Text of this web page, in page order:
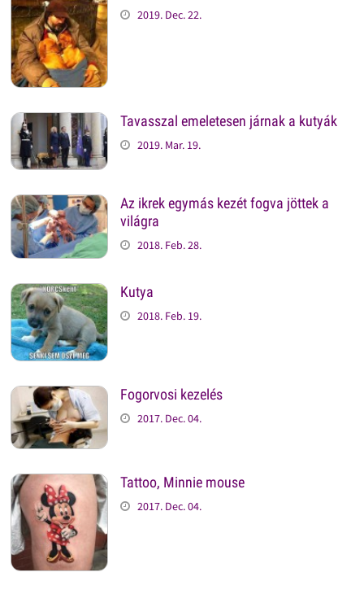
2019. Dec. 22.
Tavasszal emeletesen járnak a kutyák
2019. Mar. 19.
Az ikrek egymás kezét fogva jöttek a
világra
2018. Feb. 28.
Kutya
2018. Feb. 19.
Fogorvosi kezelés
2017. Dec. 04.
Tattoo, Minnie mouse
2017. Dec. 04.